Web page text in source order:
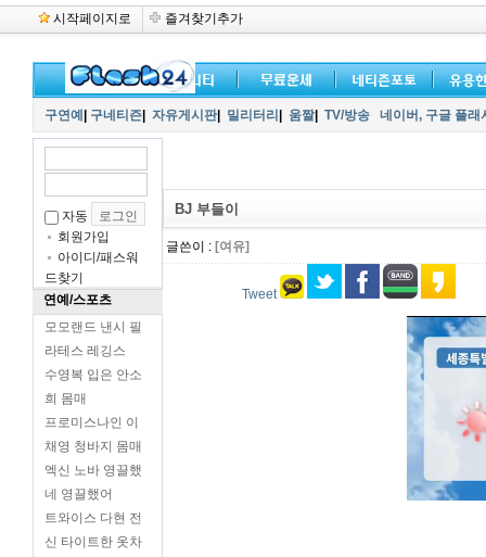
시작페이지로 즐겨찾기추가
구연예 구네티즌 자유게시판| 밀리터리 움짤| TV/방송 네이버, 구글 플
자동
회원가입
아이디/패스워
드찾기
연예/스포츠
모모랜드 낸시 필
라테스 레깅스
수영복 입은 안소
희 몸매
프로미스나인 이
채영 청바지 몸매
엑신 노바 영끌했
네 영끌했어
트와이스 다현 전
신 타이트한 옷차
BJ 부들이
글쓴이 : [여유]
Tweet